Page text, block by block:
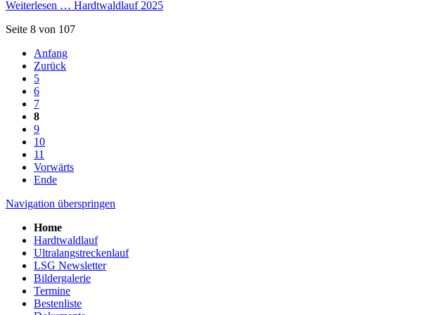
Weiterlesen … Hardtwaldlauf 2025
Seite 8 von 107
Anfang
Zurück
5
6
7
8
9
10
11
Vorwärts
Ende
Navigation überspringen
Home
Hardtwaldlauf
Ultralangstreckenlauf
LSG Newsletter
Bildergalerie
Termine
Bestenliste